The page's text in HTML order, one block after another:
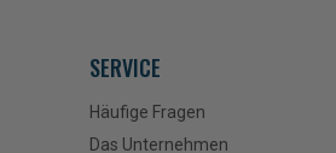
SERVICE
Häufige Fragen
Das Unternehmen